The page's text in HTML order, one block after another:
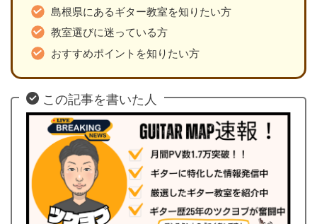
島根県にあるギター教室を知りたい方
教室選びに迷っている方
おすすめポイントを知りたい方
この記事を書いた人